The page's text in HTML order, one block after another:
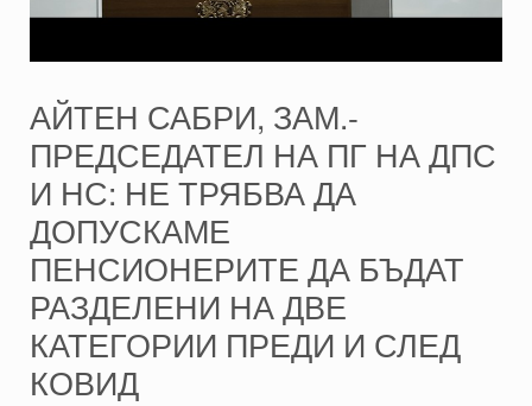
АЙТЕН САБРИ, ЗАМ.-
ПРЕДСЕДАТЕЛ НА ПГ НА ДПС
И НС: НЕ ТРЯБВА ДА
ДОПУСКАМЕ
ПЕНСИОНЕРИТЕ ДА БЪДАТ
РАЗДЕЛЕНИ НА ДВЕ
КАТЕГОРИИ ПРЕДИ И СЛЕД
КОВИД